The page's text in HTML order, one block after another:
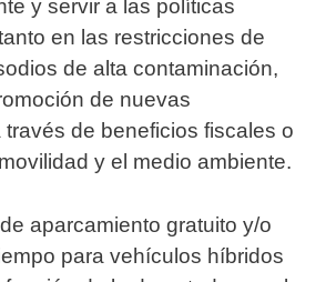
y servir a las políticas
en las restricciones de
de alta contaminación,
de nuevas
de beneficios fiscales o
y el medio ambiente.
aparcamiento gratuito y/o
para vehículos híbridos